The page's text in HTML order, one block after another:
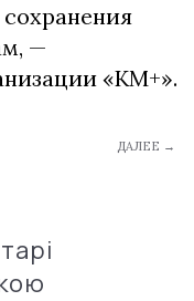
—
«КМ+».
ДАЛЕЕ →